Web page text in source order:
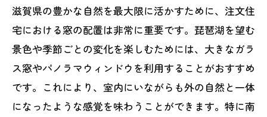
滋賀県の豊かな自然を最大限に活かすために、注文住
宅における窓の配置は非常に重要です。琵琶湖を望む
景色や季節ごとの変化を楽しむためには、大きなガラ
ス窓やパノラマウィンドウを利用することがおすすめ
です。これにより、室内にいながらも外の自然と一体
になったような感覚を味わうことができます。特に南